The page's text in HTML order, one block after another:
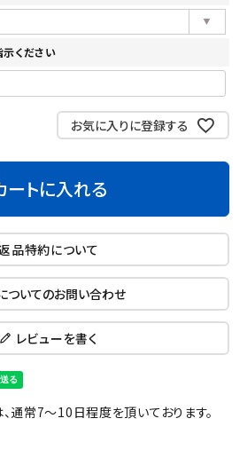
ください
お気に入りに登録する
ートに入れる
品特約について
ついてのお問い合わせ
レビューを書く
通常7～10日程度を頂いております。